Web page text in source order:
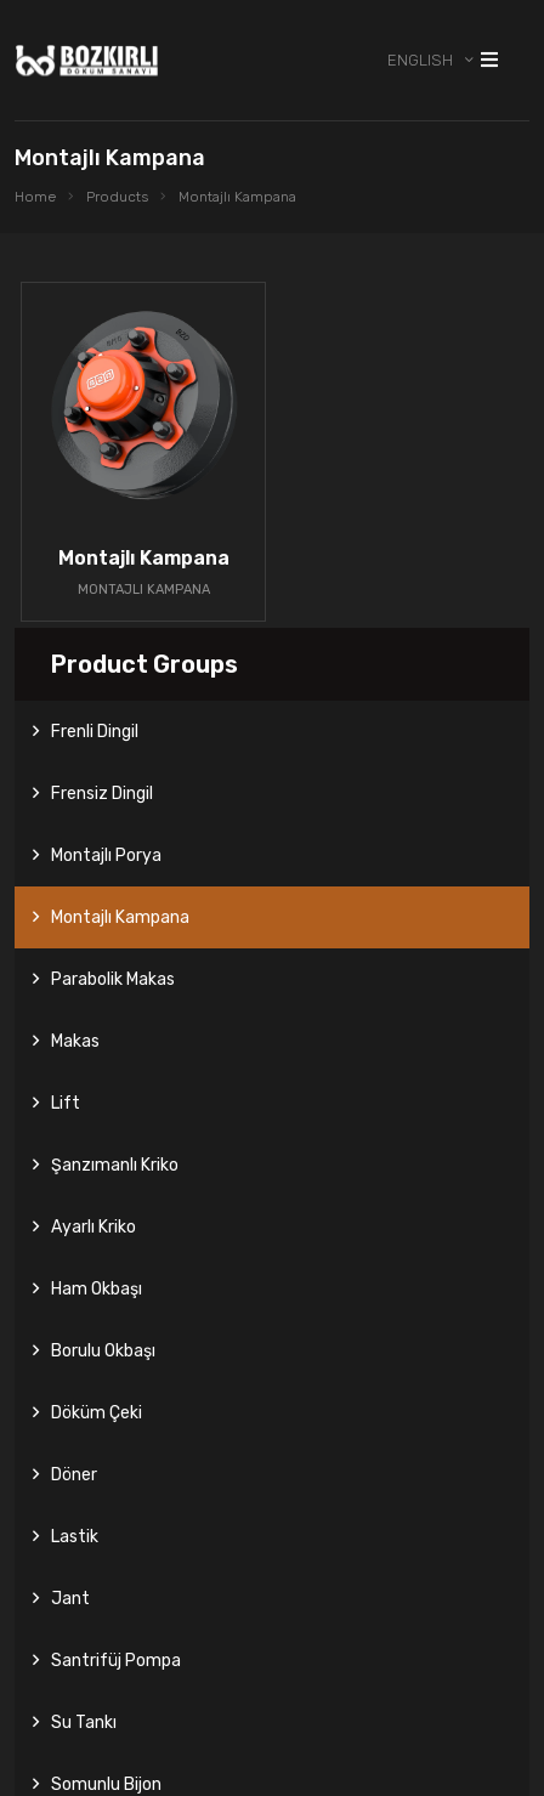
ENGLISH
Montajlı Kampana
Home Products Montajlı Kampana
Montajlı Kampana
MONTAJLI KAMPANA
Product Groups
Frenli Dingil
Frensiz Dingil
Montajlı Porya
Montajlı Kampana
Parabolik Makas
Makas
Lift
Şanzımanlı Kriko
Ayarlı Kriko
Ham Okbaşı
Borulu Okbaşı
Döküm Çeki
Döner
Lastik
Jant
Santrifüj Pompa
Su Tankı
Somunlu Bijon